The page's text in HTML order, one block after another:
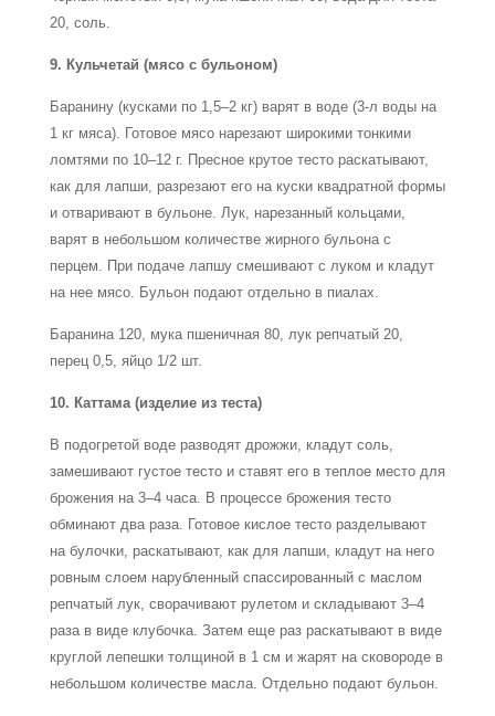
20, соль.
9. Кульчетай (мясо с бульоном)
Баранину (кусками по 1,5–2 кг) варят в воде (3-л воды на
1 кг мяса). Готовое мясо нарезают широкими тонкими
ломтями по 10–12 г. Пресное крутое тесто раскатывают,
как для лапши, разрезают его на куски квадратной формы
и отваривают в бульоне. Лук, нарезанный кольцами,
варят в небольшом количестве жирного бульона с
перцем. При подаче лапшу смешивают с луком и кладут
на нее мясо. Бульон подают отдельно в пиалах.
Баранина 120, мука пшеничная 80, лук репчатый 20,
перец 0,5, яйцо 1/2 шт.
10. Каттама (изделие из теста)
В подогретой воде разводят дрожжи, кладут соль,
замешивают густое тесто и ставят его в теплое место для
брожения на 3–4 часа. В процессе брожения тесто
обминают два раза. Готовое кислое тесто разделывают
на булочки, раскатывают, как для лапши, кладут на него
ровным слоем нарубленный спассированный с маслом
репчатый лук, сворачивают рулетом и складывают 3–4
раза в виде клубочка. Затем еще раз раскатывают в виде
круглой лепешки толщиной в 1 см и жарят на сковороде в
небольшом количестве масла. Отдельно подают бульон.